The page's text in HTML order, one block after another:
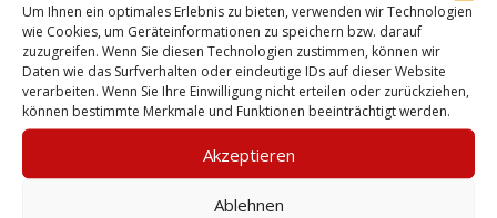
Um Ihnen ein optimales Erlebnis zu bieten, verwenden wir Technologien
wie Cookies, um Geräteinformationen zu speichern bzw. darauf
zuzugreifen. Wenn Sie diesen Technologien zustimmen, können wir
Daten wie das Surfverhalten oder eindeutige IDs auf dieser Website
verarbeiten. Wenn Sie Ihre Einwilligung nicht erteilen oder zurückziehen,
können bestimmte Merkmale und Funktionen beeinträchtigt werden.
Akzeptieren
Ablehnen